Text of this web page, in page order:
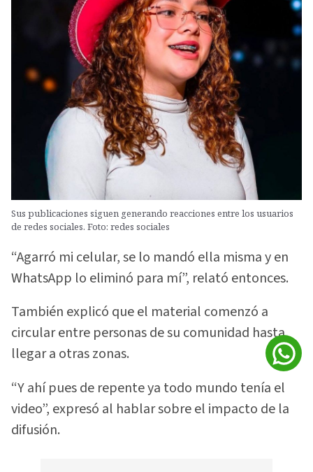
Sus publicaciones siguen generando reacciones entre los usuarios
de redes sociales. Foto: redes sociales
“Agarró mi celular, se lo mandó ella misma y en
WhatsApp lo eliminó para mí”, relató entonces.
También explicó que el material comenzó a
circular entre personas de su comunidad hasta
llegar a otras zonas.
“Y ahí pues de repente ya todo mundo tenía el
video”, expresó al hablar sobre el impacto de la
difusión.